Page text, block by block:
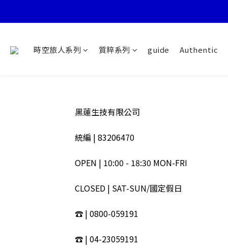
時空旅人系列 質粹系列 guide Authentic
黑蓮生技有限公司
統編 | 83206470
OPEN | 10:00 - 18:30 MON-FRI
CLOSED | SAT-SUN/國定假日
☎ | 0800-059191
☎ | 04-23059191